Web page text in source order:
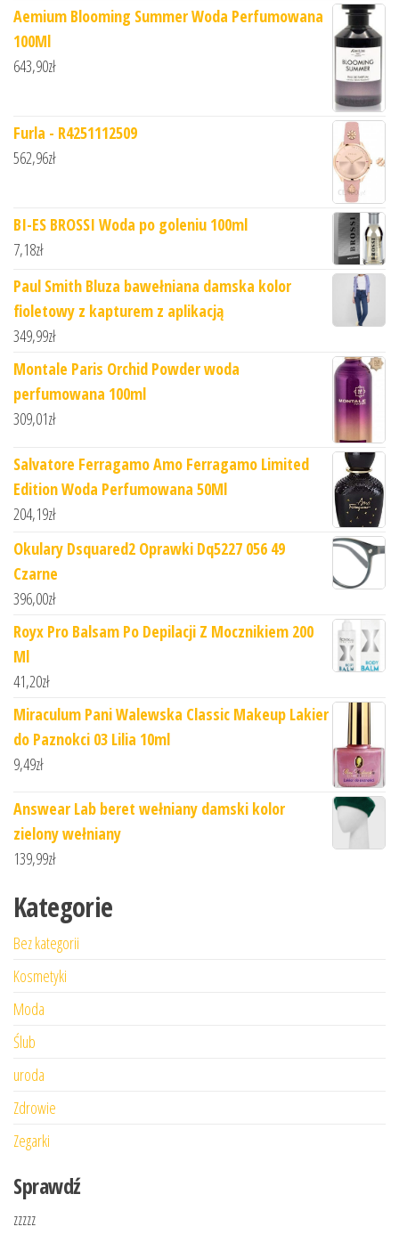
Aemium Blooming Summer Woda Perfumowana
100Ml
643,90zł
Furla - R4251112509
562,96zł
BI-ES BROSSI Woda po goleniu 100ml
7,18zł
Paul Smith Bluza bawełniana damska kolor
fioletowy z kapturem z aplikacją
349,99zł
Montale Paris Orchid Powder woda
perfumowana 100ml
309,01zł
Salvatore Ferragamo Amo Ferragamo Limited
Edition Woda Perfumowana 50Ml
204,19zł
Okulary Dsquared2 Oprawki Dq5227 056 49
Czarne
396,00zł
Royx Pro Balsam Po Depilacji Z Mocznikiem 200
Ml
41,20zł
Miraculum Pani Walewska Classic Makeup Lakier
do Paznokci 03 Lilia 10ml
9,49zł
Answear Lab beret wełniany damski kolor
zielony wełniany
139,99zł
Kategorie
Bez kategorii
Kosmetyki
Moda
Ślub
uroda
Zdrowie
Zegarki
Sprawdź
zzzzz